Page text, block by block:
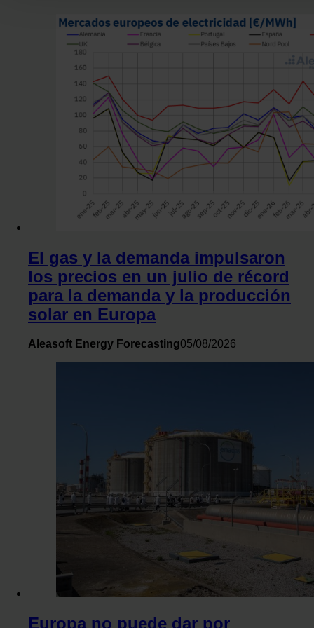
la Declaración de cookies.
Las cookies de este sitio web se usan para personalizar el
y los anuncios, ofrecer funciones de redes sociales y
tráfico. Además, compartimos información sobre el uso que
sitio web con nuestros partners de redes sociales,
análisis web, quienes pueden combinarla con otra
les haya proporcionado o que hayan recopilado a partir del
haya hecho de sus servicios.
El gas y la demanda impulsaron
los precios en un julio de récord
para la demanda y la producción
solar en Europa
Aleasoft Energy Forecasting05/08/2026
Europa no puede dar por